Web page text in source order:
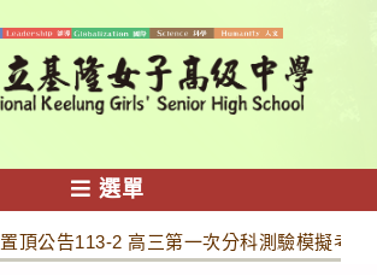
選單
置頂公告113-2 高三第一次分科測驗模擬考